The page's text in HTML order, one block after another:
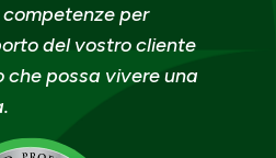
per
del vostro cliente
che possa vivere una